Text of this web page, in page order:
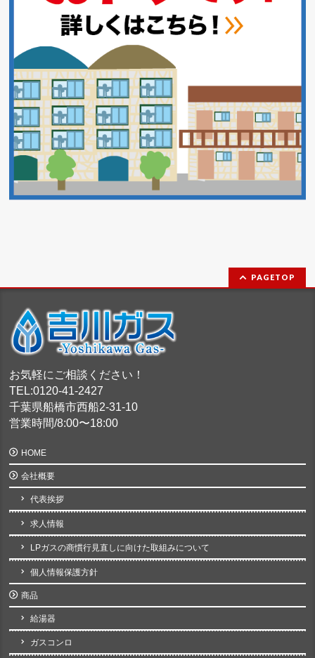
PAGETOP
お気軽にご相談ください！
TEL:0120-41-2427
千葉県船橋市西船2-31-10
営業時間/8:00〜18:00
HOME
会社概要
代表挨拶
求人情報
LPガスの商慣行見直しに向けた取組みについて
個人情報保護方針
商品
給湯器
ガスコンロ